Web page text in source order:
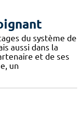
du système de
aussi dans la
et de ses
un